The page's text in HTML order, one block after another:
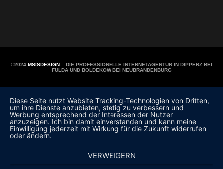
©2024 MSISDESIGN. . DIE PROFESSIONELLE INTERNETAGENTUR IN DIPPERZ BEI
FULDA UND BOLDEKOW BEI NEUBRANDENBURG
Diese Seite nutzt Website Tracking-Technologien von Dritten,
um ihre Dienste anzubieten, stetig zu verbessern und
Werbung entsprechend der Interessen der Nutzer
anzuzeigen. Ich bin damit einverstanden und kann meine
Einwilligung jederzeit mit Wirkung für die Zukunft widerrufen
oder ändern.
VERWEIGERN